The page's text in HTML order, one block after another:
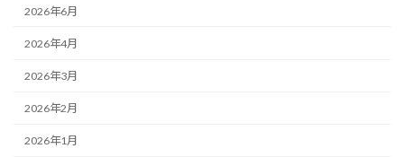
2026年6月
2026年4月
2026年3月
2026年2月
2026年1月